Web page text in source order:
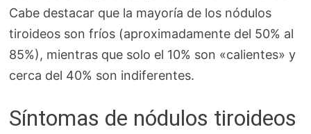
Cabe destacar que la mayoría de los nódulos
tiroideos son fríos (aproximadamente del 50% al
85%), mientras que solo el 10% son «calientes» y
cerca del 40% son indiferentes.
Síntomas de nódulos tiroideos